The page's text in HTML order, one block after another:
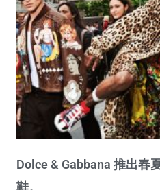
Dolce & Gabbana 推出春
鞋。